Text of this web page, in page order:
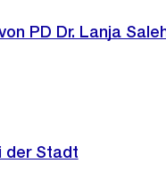
PD Dr. Lanja
der Stadt